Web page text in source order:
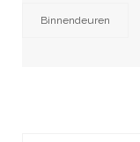
Binnendeuren